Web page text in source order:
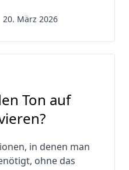
20. März 2026
Ton auf
in denen man
ohne das